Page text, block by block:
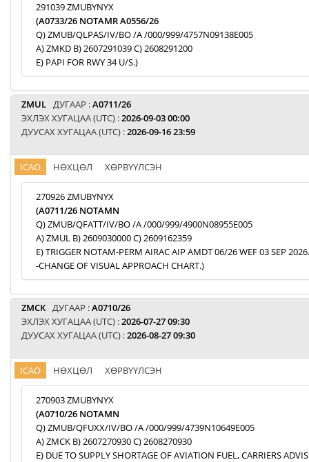
291039 ZMUBYNYX
(A0733/26 NOTAMR A0556/26
Q) ZMUB/QLPAS/IV/BO /A /000/999/4757N09138E005
A) ZMKD B) 2607291039 C) 2608291200
E) PAPI FOR RWY 34 U/S.)
ZMUL ДУГААР :A0711/26
ЭХЛЭХ ХУГАЦАА (UTC) :2026-09-03 00:00
ДУУСАХ ХУГАЦАА (UTC) :2026-09-16 23:59
ICAO НӨХЦӨЛ ХӨРВҮҮЛСЭН
270926 ZMUBYNYX
(A0711/26 NOTAMN
Q) ZMUB/QFATT/IV/BO /A /000/999/4900N08955E005
A) ZMUL B) 2609030000 C) 2609162359
E) TRIGGER NOTAM-PERM AIRAC AIP AMDT 06/26 WEF 03 SEP 2026.
-CHANGE OF VISUAL APPROACH CHART.)
ZMCK ДУГААР :A0710/26
ЭХЛЭХ ХУГАЦАА (UTC) :2026-07-27 09:30
ДУУСАХ ХУГАЦАА (UTC) :2026-08-27 09:30
ICAO НӨХЦӨЛ ХӨРВҮҮЛСЭН
270903 ZMUBYNYX
(A0710/26 NOTAMN
Q) ZMUB/QFUXX/IV/BO /A /000/999/4739N10649E005
A) ZMCK B) 2607270930 C) 2608270930
E) DUE TO SUPPLY SHORTAGE OF AVIATION FUEL, CARRIERS